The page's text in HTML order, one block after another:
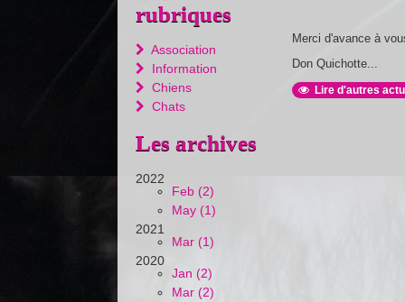
rubriques
Association
Information
Chiens
Chats
Les archives
2022
Feb (2)
May (1)
2021
Mar (1)
2020
Jan (2)
Mar (2)
Merci d'avance à
Don Quichotte...
Lire d'autres